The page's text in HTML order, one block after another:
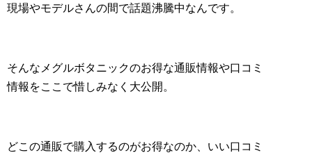
現場やモデルさんの間で話題沸騰中なんです。
そんなメグルボタニックのお得な通販情報や口コミ
情報をここで惜しみなく大公開。
どこの通販で購入するのがお得なのか、いい口コミ